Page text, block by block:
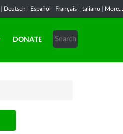
Deutsch Español Français Italiano More...
DONATE